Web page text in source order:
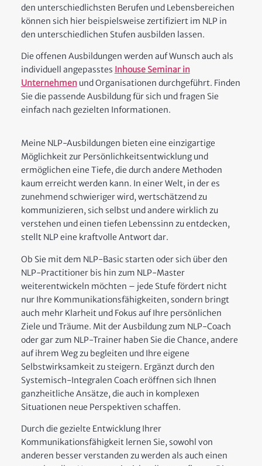
den unterschiedlichsten Berufen und Lebensbereichen
können sich hier beispielsweise zertifiziert im NLP in
den unterschiedlichen Stufen ausbilden lassen.
Die offenen Ausbildungen werden auf Wunsch auch als
individuell angepasstes Inhouse Seminar in
Unternehmenund Organisationen durchgeführt. Finden
Sie die passende Ausbildung für sich und fragen Sie
einfach nach gezielten Informationen.
Meine NLP-Ausbildungen bieten eine einzigartige
Möglichkeit zur Persönlichkeitsentwicklung und
ermöglichen eine Tiefe, die durch andere Methoden
kaum erreicht werden kann. In einer Welt, in der es
zunehmend schwieriger wird, wertschätzend zu
kommunizieren, sich selbst und andere wirklich zu
verstehen und einen tiefen Lebenssinn zu entdecken,
stellt NLP eine kraftvolle Antwort dar.
Ob Sie mit dem NLP-Basicstarten oder sich über den
NLP-Practitionerbis hin zum NLP-Master
weiterentwickeln möchten – jede Stufe fördert nicht
nur Ihre Kommunikationsfähigkeiten, sondern bringt
auch mehr Klarheit und Fokus auf Ihre persönlichen
Ziele und Träume. Mit der Ausbildung zum NLP-Coach
oder gar zum NLP-Trainerhaben Sie die Chance, andere
auf ihrem Weg zu begleiten und Ihre eigene
Selbstwirksamkeit zu steigern. Ergänzt durch den
Systemisch-Integralen Coach eröffnen sich Ihnen
ganzheitliche Ansätze, die auch in komplexen
Situationen neue Perspektiven schaffen.
Durch die gezielte Entwicklung Ihrer
Kommunikationsfähigkeit lernen Sie, sowohl von
anderen besser verstanden zu werden als auch einen